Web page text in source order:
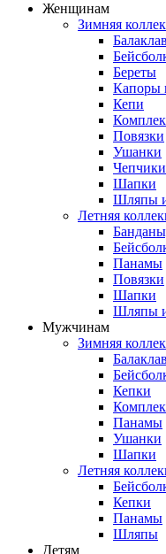
Женщинам
Зимняя
Береты
Капоры
Кепи
Повязки
Ушанки
Чепчики
Шапки
Шляпы
Летняя
Панамы
Повязки
Шапки
Шляпы
Мужчинам
Зимняя
Кепки
Панамы
Ушанки
Шапки
Летняя
Кепки
Панамы
Шляпы
Детям